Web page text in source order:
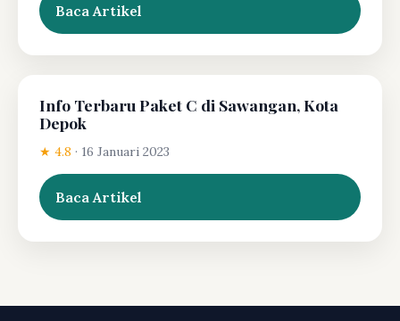
Baca Artikel
Info Terbaru Paket C di Sawangan, Kota
Depok
★ 4.8 · 16 Januari 2023
Baca Artikel